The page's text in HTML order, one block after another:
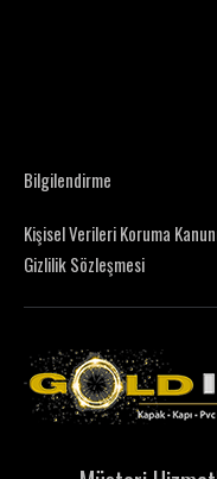
Bilgilendirme
Kişisel Verileri Koruma
Gizlilik Sözleşmesi